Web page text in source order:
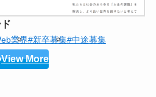
業界#新卒募集#中途募集
View More